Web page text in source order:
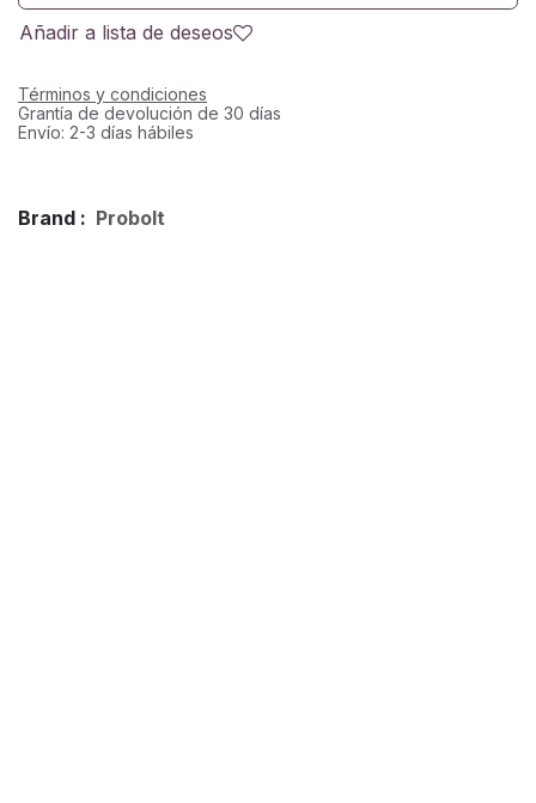
Añadir a lista de deseos
Términos y condiciones
Grantía de devolución de 30 días
Envío: 2-3 días hábiles
Brand : Probolt